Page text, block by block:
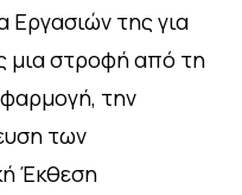
της για
μια στροφή από τη
την
των
Έκθεση